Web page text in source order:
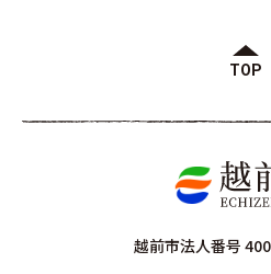
TOP
越前市法人番号